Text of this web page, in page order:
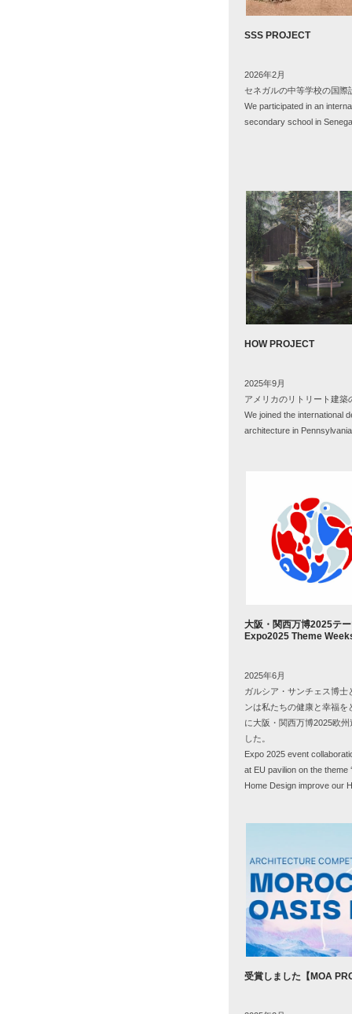
SSS PROJECT
2026年2月
セネガルの中等学校の国
We participated in an
secondary school in
HOW PROJECT
2025年9月
アメリカのリトリート建
We joined the international
architecture in
大阪・関西万博2025テ
Expo2025 Theme
2025年6月
ガルシア・サンチェス博士
ンは私たちの健康と幸福
に大阪・関西万博2025欧州
した。
Expo 2025 event
at EU pavilion on the theme
Home Design improve our
受賞しました【MOA